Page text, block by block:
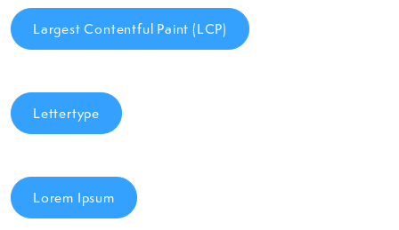
Largest Contentful Paint (LCP)
Lettertype
Lorem Ipsum